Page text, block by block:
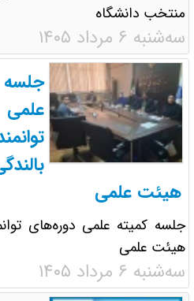
منتخب دانشگاه
سه‌شنبه ۶ مرداد ۱۴۰۵
هیئت علمی
جلسه کمیته علمی دوره‌های
هیئت علمی
سه‌شنبه ۶ مرداد ۱۴۰۵